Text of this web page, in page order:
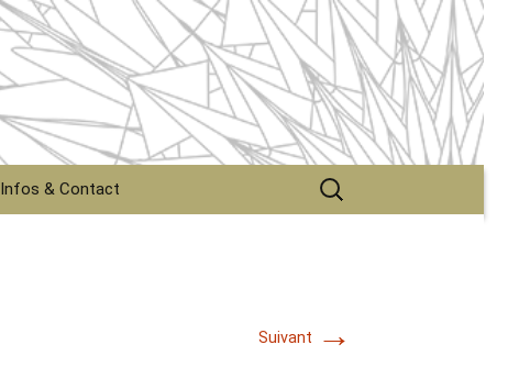
Infos & Contact
Rechercher :
Suivant →